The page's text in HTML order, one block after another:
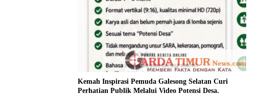
Kemah Inspirasi Pemuda Galesong Selatan Curi
Perhatian Publik Melalui Video Potensi Desa.